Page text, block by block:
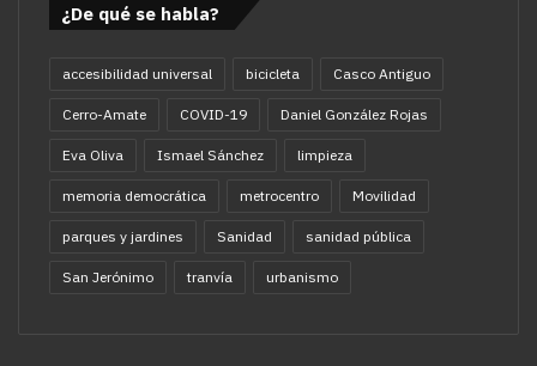
¿De qué se habla?
accesibilidad universal bicicleta Casco Antiguo
Cerro-Amate COVID-19 Daniel González Rojas
Eva Oliva Ismael Sánchez limpieza
memoria democrática metrocentro Movilidad
parques y jardines Sanidad sanidad pública
San Jerónimo tranvía urbanismo